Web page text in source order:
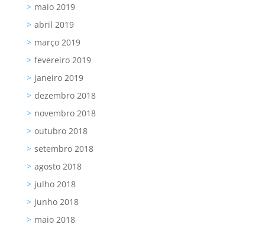
maio 2019
abril 2019
março 2019
fevereiro 2019
janeiro 2019
dezembro 2018
novembro 2018
outubro 2018
setembro 2018
agosto 2018
julho 2018
junho 2018
maio 2018